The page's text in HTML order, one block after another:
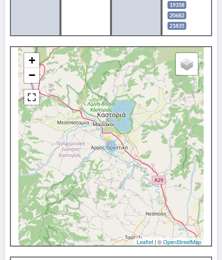
19358
20682
21835
+
−
Leaflet | ©OpenStreetMap